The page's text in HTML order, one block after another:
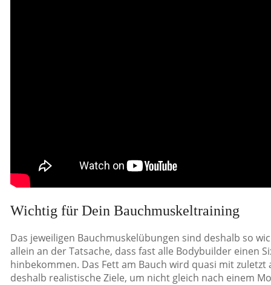
Wichtig für Dein Bauchmuskeltraining
Das jeweiligen Bauchmuskelübungen sind deshalb so
allein an der Tatsache, dass fast alle Bodybuilder einen
hinbekommen. Das Fett am Bauch wird quasi mit
deshalb realistische Ziele, um nicht gleich nach einem